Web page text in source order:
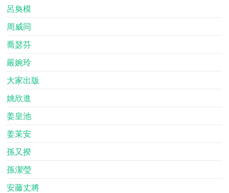
呂奐模
周威同
喬瑟芬
嚴婉玲
大家出版
姚欣進
姜皇池
姜茉安
孫又揆
孫潔瑩
安藤丈將